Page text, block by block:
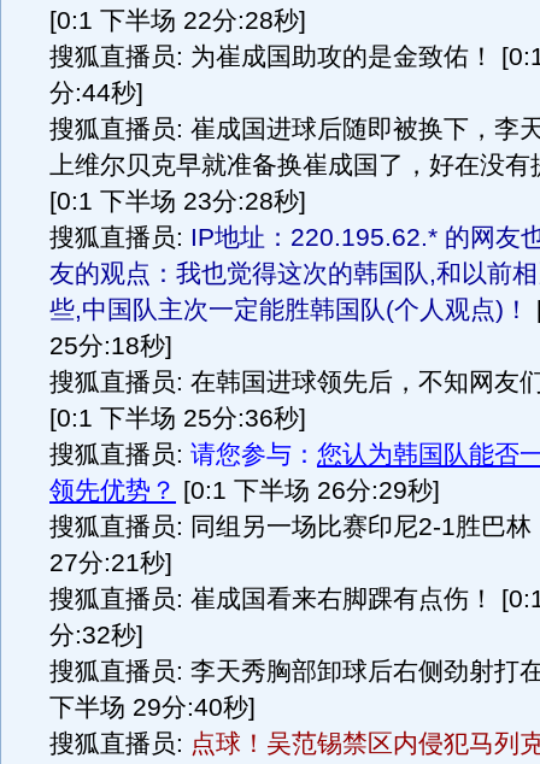
[0:1 下半场 22分:28秒]
搜狐直播员: 为崔成国助攻的是金致佑！
分:44秒]
搜狐直播员: 崔成国进球后随即被换下，李
上维尔贝克早就准备换崔成国了，好在没有
[0:1 下半场 23分:28秒]
搜狐直播员: IP地址：220.195.62.* 的网友
友的观点：我也觉得这次的韩国队,和以前
些,中国队主次一定能胜韩国队(个人观点)！
25分:18秒]
搜狐直播员: 在韩国进球领先后，不知网友
[0:1 下半场 25分:36秒]
搜狐直播员: 请您参与： 您认为韩国队能否
领先优势？ [0:1 下半场 26分:29秒]
搜狐直播员: 同组另一场比赛印尼2-1胜巴
27分:21秒]
搜狐直播员: 崔成国看来右脚踝有点伤！
分:32秒]
搜狐直播员: 李天秀胸部卸球后右侧劲射打
下半场 29分:40秒]
搜狐直播员: 点球！吴范锡禁区内侵犯马列